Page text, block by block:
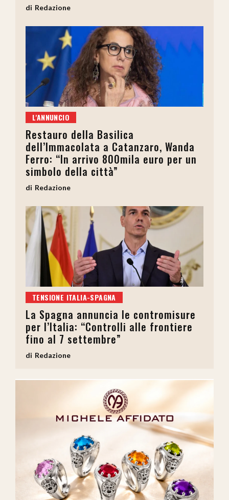
Redazione
L'ANNUNCIO
Restauro della Basilica
dell’Immacolata a Catanzaro, Wanda
Ferro: “In arrivo 800mila euro per un
simbolo della città”
Redazione
TENSIONE ITALIA-SPAGNA
La Spagna annuncia le contromisure
per l’Italia: “Controlli alle frontiere
fino al 7 settembre”
Redazione